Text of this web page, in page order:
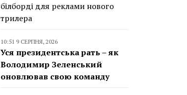
білборді для реклами нового
трилера
10:51 9 СЕРПНЯ, 2026
Уся президентська рать – як
Володимир Зеленський
оновлював свою команду